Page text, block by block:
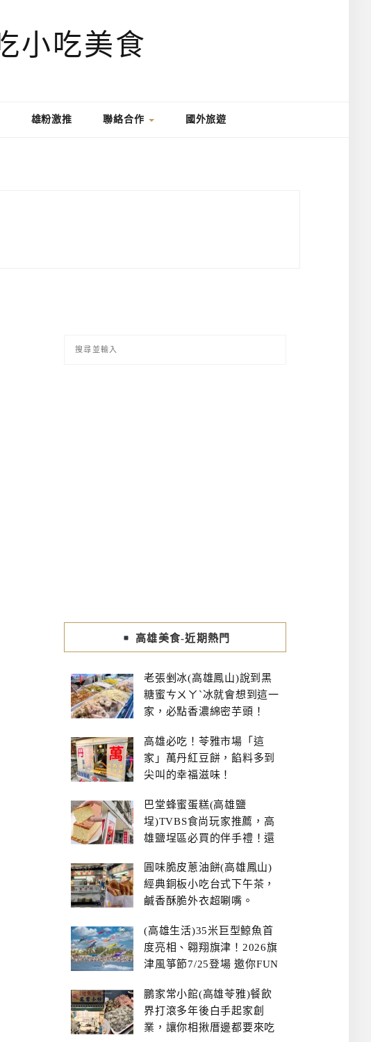
雄粉激推 聯絡合作 國外旅遊
高雄美食-近期熱門
老張剉冰(高雄鳳山)說到黑
糖蜜ㄘㄨㄚˋ冰就會想到這一
家，必點香濃綿密芋頭！
高雄必吃！苓雅市場「這
家」萬丹紅豆餅，餡料多到
尖叫的幸福滋味！
巴堂蜂蜜蛋糕(高雄鹽
埕)TVBS食尚玩家推薦，高
雄鹽埕區必買的伴手禮！還
圓味脆皮蔥油餅(高雄鳳山)
經典銅板小吃台式下午茶，
鹹香酥脆外衣超唰嘴。
(高雄生活)35米巨型鯨魚首
度亮相、翱翔旗津！2026旗
津風箏節7/25登場 邀你FUN
鵬家常小館(高雄苓雅)餐飲
界打滾多年後白手起家創
業，讓你相揪厝邊都要來吃